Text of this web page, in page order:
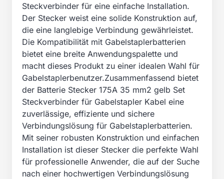
Steckverbinder für eine einfache Installation.
Der Stecker weist eine solide Konstruktion auf,
die eine langlebige Verbindung gewährleistet.
Die Kompatibilität mit Gabelstaplerbatterien
bietet eine breite Anwendungspalette und
macht dieses Produkt zu einer idealen Wahl für
Gabelstaplerbenutzer.Zusammenfassend bietet
der Batterie Stecker 175A 35 mm2 gelb Set
Steckverbinder für Gabelstapler Kabel eine
zuverlässige, effiziente und sichere
Verbindungslösung für Gabelstaplerbatterien.
Mit seiner robusten Konstruktion und einfachen
Installation ist dieser Stecker die perfekte Wahl
für professionelle Anwender, die auf der Suche
nach einer hochwertigen Verbindungslösung